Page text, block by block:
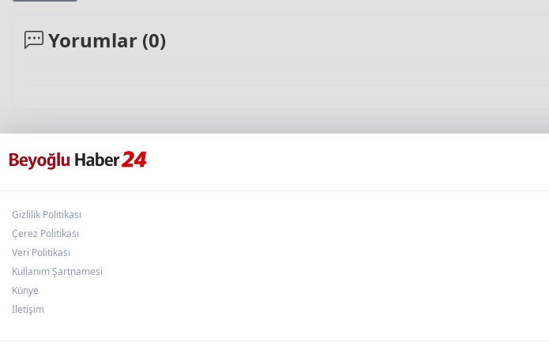
Yorumlar (0)
Gizlilik Politikası
Çerez Politikası
Veri Politikası
Kullanım Şartnamesi
Künye
İletişim